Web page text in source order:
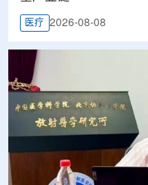
医疗 2026-08-08